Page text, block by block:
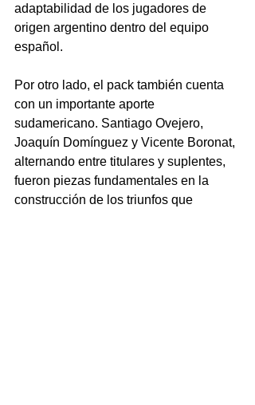
adaptabilidad de los jugadores de
origen argentino dentro del equipo
español.
Por otro lado, el pack también cuenta
con un importante aporte
sudamericano. Santiago Ovejero,
Joaquín Domínguez y Vicente Boronat,
alternando entre titulares y suplentes,
fueron piezas fundamentales en la
construcción de los triunfos que